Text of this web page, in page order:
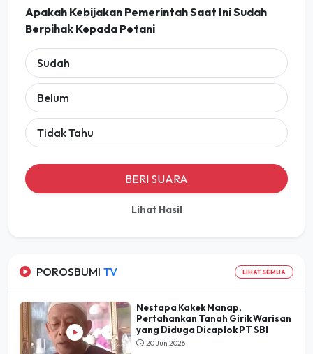
Apakah Kebijakan Pemerintah Saat Ini Sudah
Berpihak Kepada Petani
Sudah
Belum
Tidak Tahu
BERI SUARA
Lihat Hasil
POROSBUMI TV LIHAT SEMUA
Nestapa Kakek Manap,
Pertahankan Tanah Girik Warisan
yang Diduga Dicaplok PT SBI
20 Jun 2026